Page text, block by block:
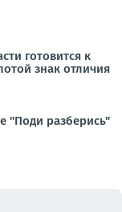
готовится к
знак отличия
"Поди разберись"